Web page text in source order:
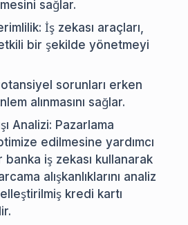
sağlar.
İş zekası araçları,
bir şekilde yönetmeyi
sorunları erken
alınmasını sağlar.
Analizi: Pazarlama
edilmesine yardımcı
iş zekası kullanarak
alışkanlıklarını analiz
kredi kartı